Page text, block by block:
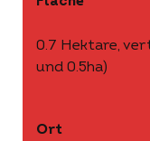
0.7 Hektare,
und 0.5ha)
Ort